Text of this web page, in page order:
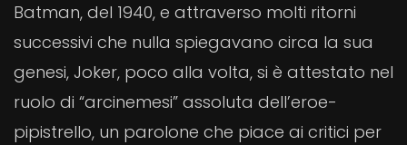
Batman, del 1940, e attraverso molti ritorni
successivi che nulla spiegavano circa la sua
genesi, Joker, poco alla volta, si è attestato nel
ruolo di “arcinemesi” assoluta dell’eroe-
pipistrello, un parolone che piace ai critici per